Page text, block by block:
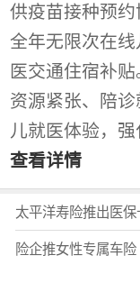
供疫苗接种预约
全年无限次在
医交通住宿补
资源紧张、陪
儿就医体验，强
查看详情
太平洋寿险推出医
险企推女性专属车